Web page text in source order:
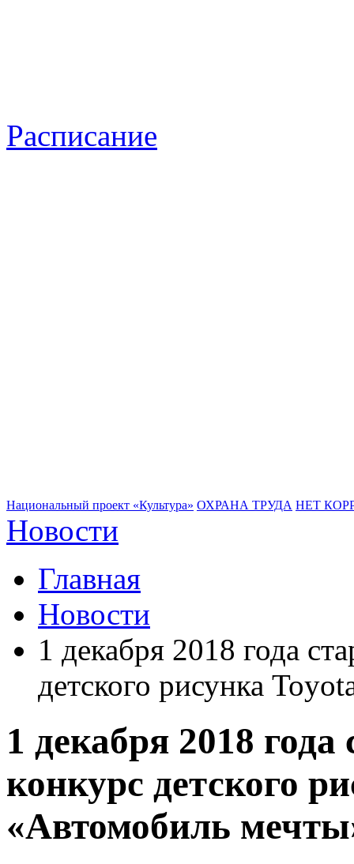
Расписание
Национальный проект «Культура» ОХРАНА ТРУДА НЕТ
Новости
Главная
Новости
1 декабря 2018 года
детского рисунка
1 декабря 2018
конкурс детского
«Автомобиль